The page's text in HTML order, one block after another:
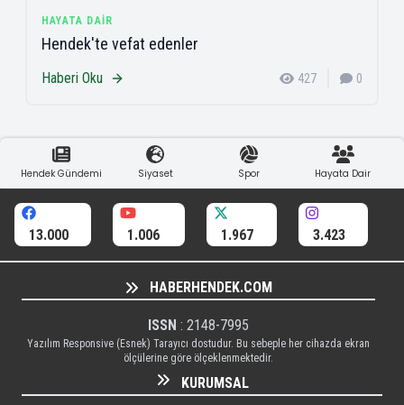
HAYATA DAIR
Hendek'te vefat edenler
Haberi Oku 427 0
Hendek Gündemi Siyaset Spor Hayata Dair
13.000 1.006 1.967 3.423
HABERHENDEK.COM
ISSN : 2148-7995
Yazılım Responsive (Esnek) Tarayıcı dostudur. Bu sebeple her cihazda ekran
ölçülerine göre ölçeklenmektedir.
KURUMSAL